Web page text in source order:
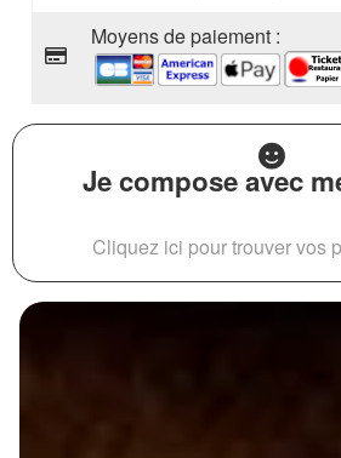
Moyens de paiement :
Je compose avec
Cliquez ici pour trouver vos